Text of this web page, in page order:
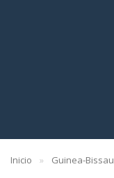
Inicio Guinea-Bissau